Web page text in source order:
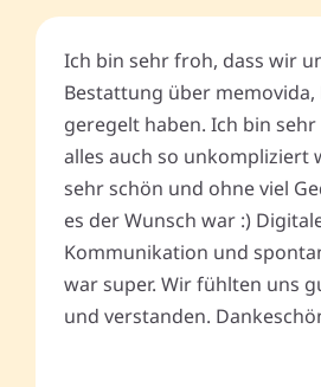
Ich bin sehr froh, dass wir
Bestattung über memovida,
geregelt haben. Ich bin
alles auch so unkompliziert
sehr schön und ohne viel
es der Wunsch war :)
Kommunikation und
war super. Wir fühlten uns
und verstanden.